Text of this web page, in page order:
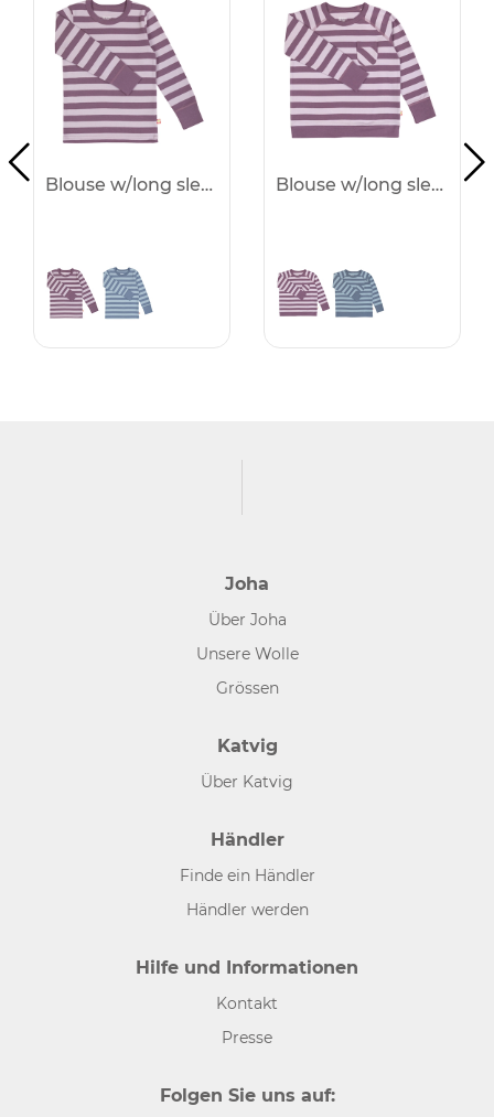
Blouse w/long sleeves -50% Blouse w/long sleeves -50%
Joha
Über Joha
Unsere Wolle
Grössen
Katvig
Über Katvig
Händler
Finde ein Händler
Händler werden
Hilfe und Informationen
Kontakt
Presse
Folgen Sie uns auf: